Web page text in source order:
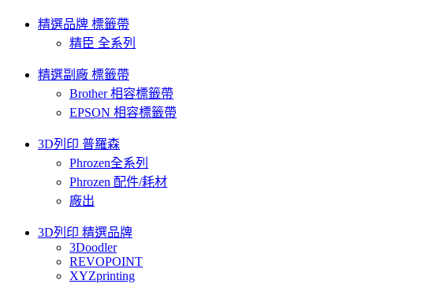
精選品牌 標籤帶
精臣 全系列
精選副廠 標籤帶
Brother 相容標籤帶
EPSON 相容標籤帶
3D列印 普羅森
Phrozen全系列
Phrozen 配件/耗材
廠出
3D列印 精選品牌
3Doodler
REVOPOINT
XYZprinting